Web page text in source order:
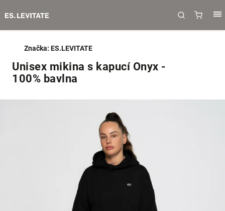
Unisex mikina s kapucí Onyx -
100% bavlna
Značka: ES.LEVITATE